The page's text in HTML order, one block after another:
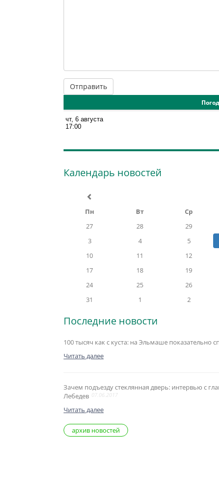
Отправить
Календарь новостей
Пн Вт
Ср
27
28
29
3
4
5
10
11
12
17
18
19
24
25
26
31
1 2
Последние новости
100 тысяч как с куста: на Эльмаше показательно
Читать далее
Зачем подъезду стеклянная дверь: интервью с
Лебедев
07.06.2017
Читать далее
архив новостей